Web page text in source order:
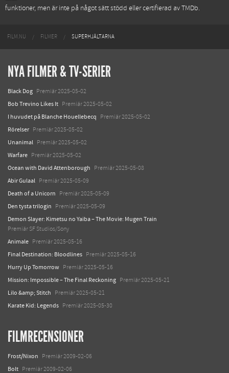
funktioner, men är inte på något sätt stödd eller certifierad av TMDb.
FILM.NU FILMER SUPERHJÄLTARNA
NYA FILMER & TV-SERIER
Black Dog Premiär 2025-05-02
Bob Trevino Likes It Premiär 2025-05-02
I huvudet på Blanche Houellebecq Premiär 2025-05-02
Rörelser Premiär 2025-05-02
Unanimal Premiär 2025-05-02
Warfare Premiär 2025-05-02
Ocean with David Attenborough Premiär 2025-05-08
Abir Gulaal Premiär 2025-05-09
Death of a Unicorn Premiär 2025-05-09
Den tysta trilogin Premiär 2025-05-09
Demon Slayer: Kimetsu no Yaiba – The Movie: Mugen Train
Premiär SF Studios/Sony
Animale Premiär 2025-05-16
Final Destination: Bloodlines Premiär 2025-05-16
Hurry Up Tomorrow Premiär 2025-05-16
Mission: Impossible – The Final Reckoning Premiär 2025-05-21
Lilo &amp; Stitch Premiär 2025-05-21
Karate Kid: Legends Premiär 2025-05-30
FILMRECENSIONER
Frost/Nixon Premiär 2009-02-06
Bolt Premiär 2009-02-06